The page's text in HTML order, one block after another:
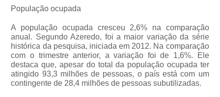
População ocupada
A população ocupada cresceu 2,6% na comparação
anual. Segundo Azeredo, foi a maior variação da série
histórica da pesquisa, iniciada em 2012. Na comparação
com o trimestre anterior, a variação foi de 1,6%. Ele
destaca que, apesar do total da população ocupada ter
atingido 93,3 milhões de pessoas, o país está com um
contingente de 28,4 milhões de pessoas subutilizadas.